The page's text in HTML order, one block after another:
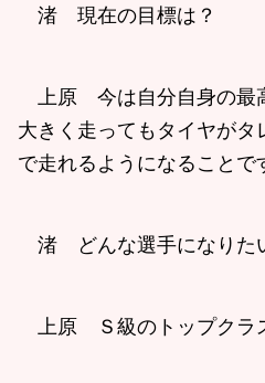
渚 現在の目標は？
上原 今は自分自身の最
大きく走ってもタイヤがタ
で走れるようになることで
渚 どんな選手になりた
上原 Ｓ級のトップクラ